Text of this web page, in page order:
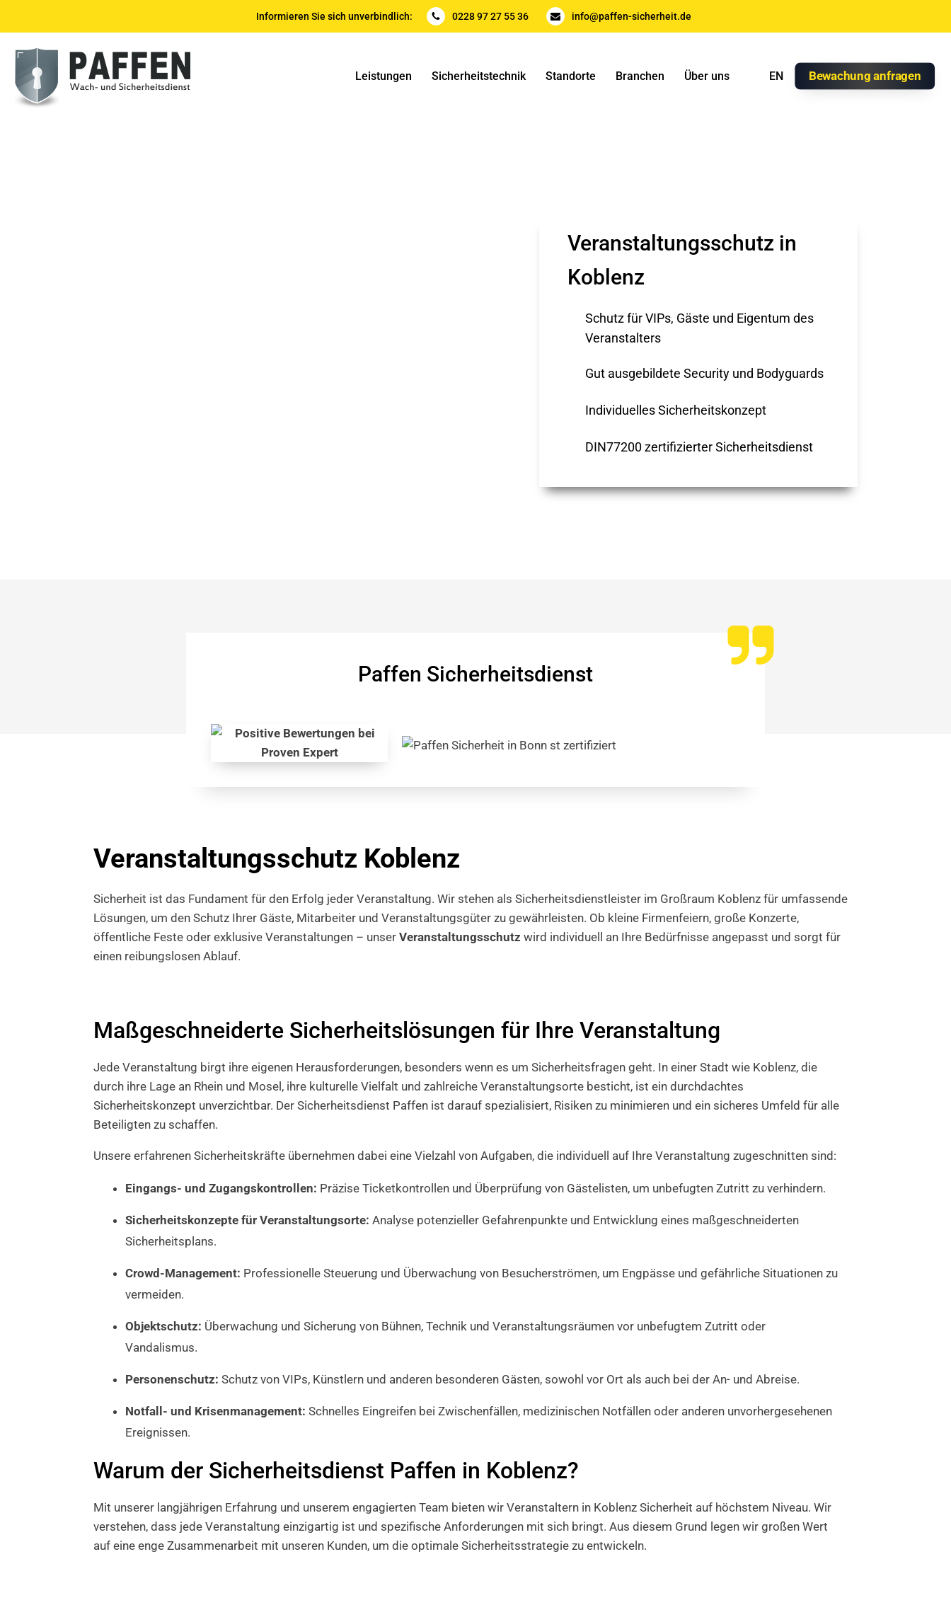
Informieren Sie sich unverbindlich: 0228 97 27 55 36 info@paffen-sicherheit.de
Leistungen Sicherheitstechnik Standorte Branchen Über uns EN Bewachung anfragen
Veranstaltungsschutz in
Koblenz
Schutz für VIPs, Gäste und Eigentum des
Veranstalters
Gut ausgebildete Security und Bodyguards
Individuelles Sicherheitskonzept
DIN77200 zertifizierter Sicherheitsdienst
Paffen Sicherheitsdienst
Veranstaltungsschutz Koblenz
Sicherheit ist das Fundament für den Erfolg jeder Veranstaltung. Wir stehen als Sicherheitsdienstleister im Großraum Koblenz für umfassende
Lösungen, um den Schutz Ihrer Gäste, Mitarbeiter und Veranstaltungsgüter zu gewährleisten. Ob kleine Firmenfeiern, große Konzerte,
öffentliche Feste oder exklusive Veranstaltungen – unser Veranstaltungsschutz wird individuell an Ihre Bedürfnisse angepasst und sorgt für
einen reibungslosen Ablauf.
Maßgeschneiderte Sicherheitslösungen für Ihre Veranstaltung
Jede Veranstaltung birgt ihre eigenen Herausforderungen, besonders wenn es um Sicherheitsfragen geht. In einer Stadt wie Koblenz, die
durch ihre Lage an Rhein und Mosel, ihre kulturelle Vielfalt und zahlreiche Veranstaltungsorte besticht, ist ein durchdachtes
Sicherheitskonzept unverzichtbar. Der Sicherheitsdienst Paffen ist darauf spezialisiert, Risiken zu minimieren und ein sicheres Umfeld für alle
Beteiligten zu schaffen.
Unsere erfahrenen Sicherheitskräfte übernehmen dabei eine Vielzahl von Aufgaben, die individuell auf Ihre Veranstaltung zugeschnitten sind:
Eingangs- und Zugangskontrollen: Präzise Ticketkontrollen und Überprüfung von Gästelisten, um unbefugten Zutritt zu verhindern.
Sicherheitskonzepte für Veranstaltungsorte: Analyse potenzieller Gefahrenpunkte und Entwicklung eines maßgeschneiderten
Sicherheitsplans.
Crowd-Management: Professionelle Steuerung und Überwachung von Besucherströmen, um Engpässe und gefährliche Situationen zu
vermeiden.
Objektschutz: Überwachung und Sicherung von Bühnen, Technik und Veranstaltungsräumen vor unbefugtem Zutritt oder
Vandalismus.
Personenschutz: Schutz von VIPs, Künstlern und anderen besonderen Gästen, sowohl vor Ort als auch bei der An- und Abreise.
Notfall- und Krisenmanagement: Schnelles Eingreifen bei Zwischenfällen, medizinischen Notfällen oder anderen unvorhergesehenen
Ereignissen.
Warum der Sicherheitsdienst Paffen in Koblenz?
Mit unserer langjährigen Erfahrung und unserem engagierten Team bieten wir Veranstaltern in Koblenz Sicherheit auf höchstem Niveau. Wir
verstehen, dass jede Veranstaltung einzigartig ist und spezifische Anforderungen mit sich bringt. Aus diesem Grund legen wir großen Wert
auf eine enge Zusammenarbeit mit unseren Kunden, um die optimale Sicherheitsstrategie zu entwickeln.